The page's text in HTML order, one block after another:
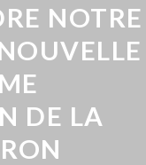
NOTRE
DE LA